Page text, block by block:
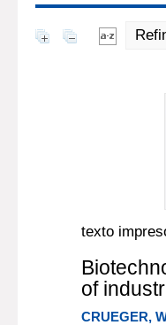
texto
of
CRUEGER,